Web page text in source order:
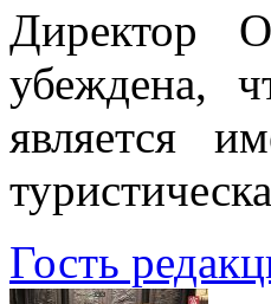
Директор
убеждена,
является
Гость